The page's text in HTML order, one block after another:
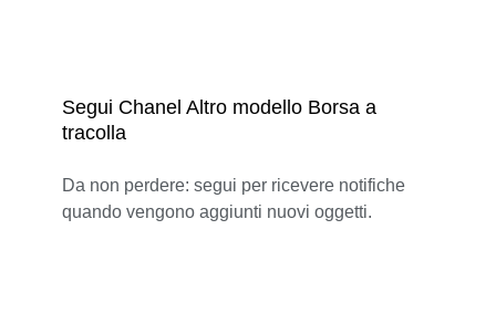
Segui Chanel Altro modello Borsa a
tracolla
Da non perdere: segui per ricevere notifiche
quando vengono aggiunti nuovi oggetti.